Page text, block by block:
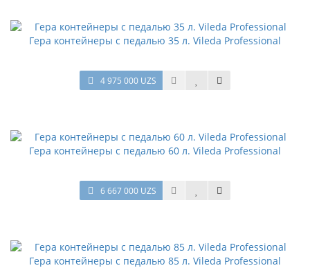
Гера контейнеры с педалью 35 л. Vileda Professional
4 975 000 UZS
Гера контейнеры с педалью 60 л. Vileda Professional
6 667 000 UZS
Гера контейнеры с педалью 85 л. Vileda Professional